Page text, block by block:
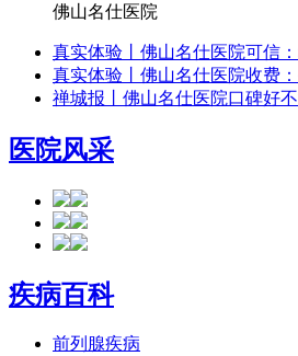
佛山名仕医院
真实体验丨佛山名仕医院可信
真实体验丨佛山名仕医院收费
禅城报丨佛山名仕医院口碑好
医院风采
疾病百科
前列腺疾病